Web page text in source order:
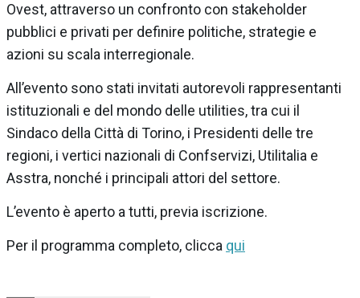
Ovest, attraverso un confronto con stakeholder
pubblici e privati per definire politiche, strategie e
azioni su scala interregionale.
All’evento sono stati invitati autorevoli rappresentanti
istituzionali e del mondo delle utilities, tra cui il
Sindaco della Città di Torino, i Presidenti delle tre
regioni, i vertici nazionali di Confservizi, Utilitalia e
Asstra, nonché i principali attori del settore.
L’evento è aperto a tutti, previa iscrizione.
Per il programma completo, clicca qui